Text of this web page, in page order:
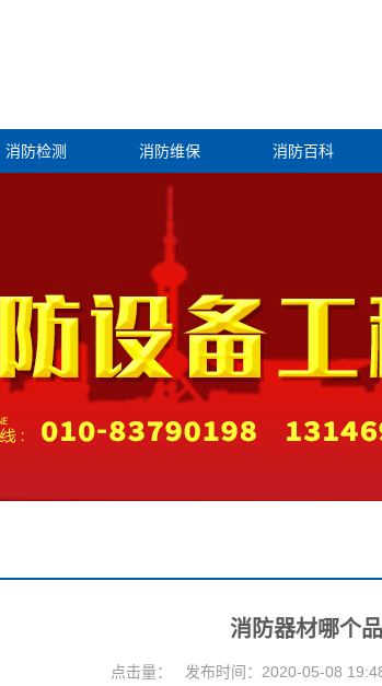
消防检测 消防维保 消防百科
消防器材哪个品
点击量： 发布时间：2020-05-08